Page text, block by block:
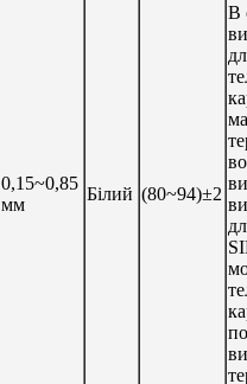
0,15~0,85
мм
Білий (80~94)±2
В